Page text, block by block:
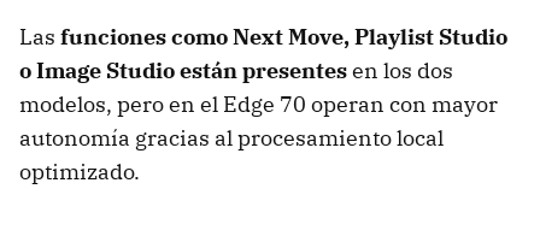
Las funciones como Next Move, Playlist Studio
o Image Studio están presentesen los dos
modelos, pero en el Edge 70 operan con mayor
autonomía gracias al procesamiento local
optimizado.